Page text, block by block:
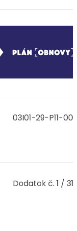
03I01-29-P11-
Dodatok č. 1 /